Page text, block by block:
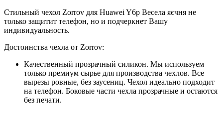
Стильный чехол Zorrov для Huawei Y6p Весела яєчня не
только защитит телефон, но и подчеркнет Вашу
индивидуальность.
Достоинства чехла от Zorrov:
Качественный прозрачный силикон. Мы используем
только премиум сырье для производства чехлов. Все
вырезы ровные, без заусениц. Чехол идеально подходит
на телефон. Боковые части чехла прозрачные и остаются
без печати.